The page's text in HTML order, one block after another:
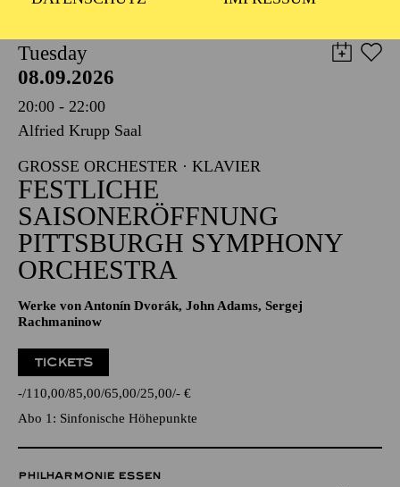
Tuesday
08.09.2026
20:00 - 22:00
Alfried Krupp Saal
GROSSE ORCHESTER · KLAVIER
FESTLICHE
SAISONERÖFFNUNG
PITTSBURGH SYMPHONY
ORCHESTRA
Werke von Antonín Dvorák, John Adams, Sergej
Rachmaninow
TICKETS
- 110,00 85,00 65,00 25,00 - €
Abo 1: Sinfonische Höhepunkte
PHILHARMONIE ESSEN